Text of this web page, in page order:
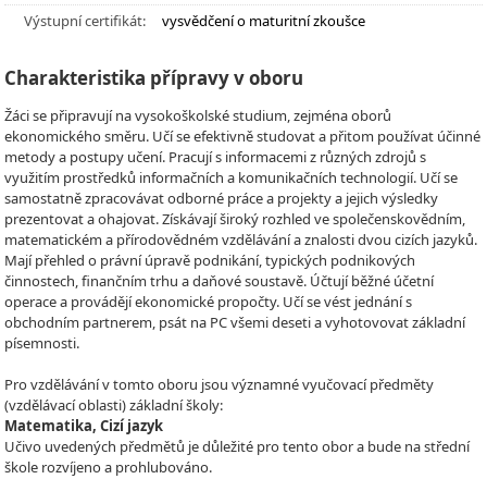
Výstupní certifikát:
vysvědčení o maturitní zkoušce
Charakteristika přípravy v oboru
Žáci se připravují na vysokoškolské studium, zejména oborů
ekonomického směru. Učí se efektivně studovat a přitom používat účinné
metody a postupy učení. Pracují s informacemi z různých zdrojů s
využitím prostředků informačních a komunikačních technologií. Učí se
samostatně zpracovávat odborné práce a projekty a jejich výsledky
prezentovat a ohajovat. Získávají široký rozhled ve společenskovědním,
matematickém a přírodovědném vzdělávání a znalosti dvou cizích jazyků.
Mají přehled o právní úpravě podnikání, typických podnikových
činnostech, finančním trhu a daňové soustavě. Účtují běžné účetní
operace a provádějí ekonomické propočty. Učí se vést jednání s
obchodním partnerem, psát na PC všemi deseti a vyhotovovat základní
písemnosti.
Pro vzdělávání v tomto oboru jsou významné vyučovací předměty
(vzdělávací oblasti) základní školy:
Matematika, Cizí jazyk
Učivo uvedených předmětů je důležité pro tento obor a bude na střední
škole rozvíjeno a prohlubováno.